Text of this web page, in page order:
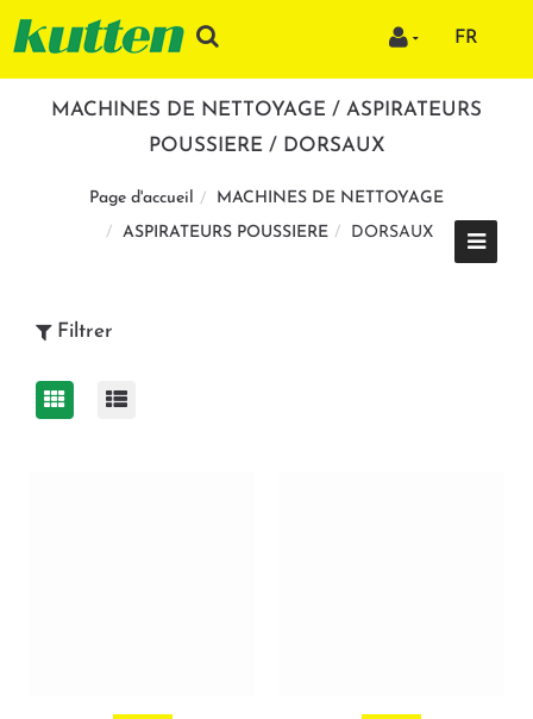
FR
MACHINES DE NETTOYAGE / ASPIRATEURS
POUSSIERE / DORSAUX
Page d'accueil
MACHINES DE NETTOYAGE
ASPIRATEURS POUSSIERE
DORSAUX
Filtrer